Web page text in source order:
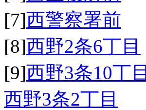
[7]西警察署前
[8]西野2条6丁目
[9]西野3条10丁目
西野3条2丁目